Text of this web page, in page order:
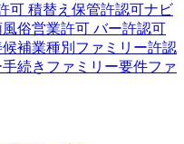
可 積替え保管許認可ナビ
風俗営業許可 バー許認可
補業種別ファミリー許認
手続きファミリー要件ファ